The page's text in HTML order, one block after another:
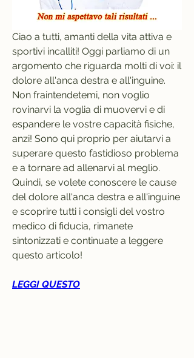
Ciao a tutti, amanti della vita attiva e
sportivi incalliti! Oggi parliamo di un
argomento che riguarda molti di voi: il
dolore all'anca destra e all'inguine.
Non fraintendetemi, non voglio
rovinarvi la voglia di muovervi e di
espandere le vostre capacità fisiche,
anzi! Sono qui proprio per aiutarvi a
superare questo fastidioso problema
e a tornare ad allenarvi al meglio.
Quindi, se volete conoscere le cause
del dolore all'anca destra e all'inguine
e scoprire tutti i consigli del vostro
medico di fiducia, rimanete
sintonizzati e continuate a leggere
questo articolo!
LEGGI QUESTO